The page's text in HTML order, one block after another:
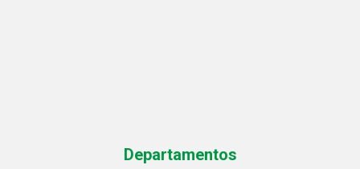
Departamentos